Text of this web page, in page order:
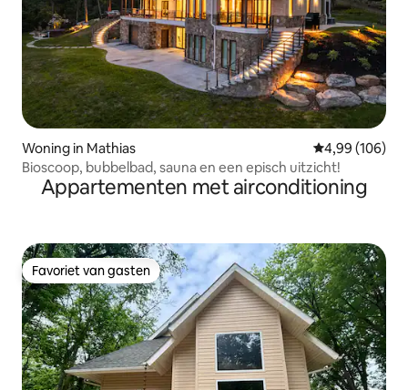
Woning in Mathias Gemiddelde
4,99 (106)
Bioscoop, bubbelbad, sauna en een episch uitzicht!
Appartementen met airconditioning
Favoriet van gasten
Favoriet van gasten